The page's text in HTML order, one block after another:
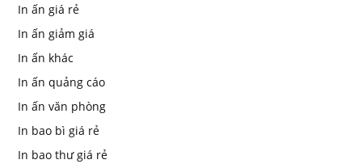
In ấn giá rẻ
In ấn giảm giá
In ấn khác
In ấn quảng cáo
In ấn văn phòng
In bao bì giá rẻ
In bao thư giá rẻ